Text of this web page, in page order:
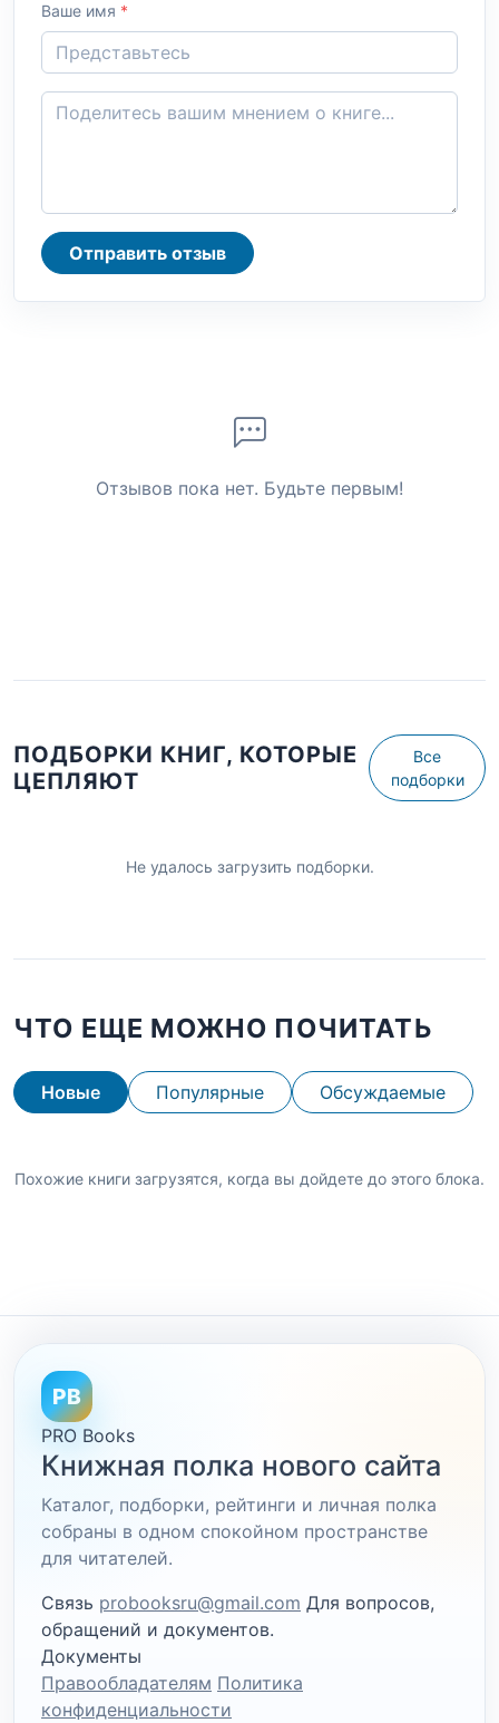
Ваше имя *
Отправить отзыв
Отзывов пока нет. Будьте первым!
ПОДБОРКИ КНИГ, КОТОРЫЕ
ЦЕПЛЯЮТ
Все
подборки
Не удалось загрузить подборки.
ЧТО ЕЩЕ МОЖНО ПОЧИТАТЬ
Новые Популярные Обсуждаемые
Похожие книги загрузятся, когда вы дойдете до этого блока.
PB
PRO Books
Книжная полка нового сайта
Каталог, подборки, рейтинги и личная полка
собраны в одном спокойном пространстве
для читателей.
Связь probooksru@gmail.com Для вопросов,
обращений и документов.
Документы
Правообладателям Политика
конфиденциальности